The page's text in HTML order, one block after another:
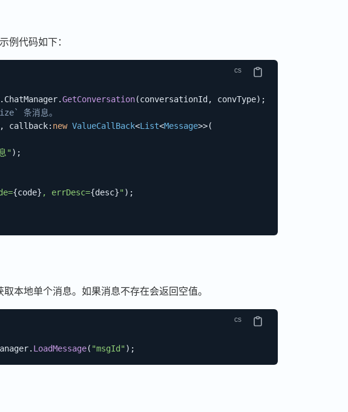
例代码如下：
. ChatManager.GetConversation(conversationId , convType) ;
条消息。
, callback: new ValueCallBack<List<Message>>(
" ) ;
{code} , errDesc={desc}" ) ;
取本地单个消息。如果消息不存在会返回空值。
. LoadMessage( "msgId" ) ;